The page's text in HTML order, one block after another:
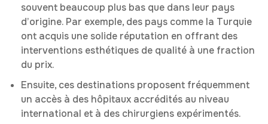
souvent beaucoup plus bas que dans leur pays
d’origine. Par exemple, des pays comme la Turquie
ont acquis une solide réputation en offrant des
interventions esthétiques de qualité à une fraction
du prix.
Ensuite, ces destinations proposent fréquemment
un accès à des hôpitaux accrédités au niveau
international et à des chirurgiens expérimentés.